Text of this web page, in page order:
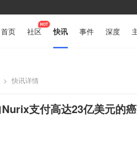
首页 社区 快讯 事件 深度
> 快讯详情
支付高达23亿美元的